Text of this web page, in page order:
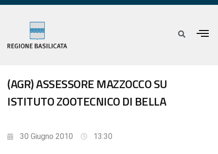
(AGR) ASSESSORE MAZZOCCO SU
ISTITUTO ZOOTECNICO DI BELLA
30 Giugno 2010 13:30